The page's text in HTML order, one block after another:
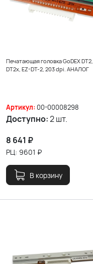
Печатающая головка GoDEX DT2,
DT2x, EZ-DT-2, 203 dpi. АНАЛОГ
Артикул: 00-00008298
Доступно:2 шт.
8 641 ₽
РЦ: 9601 ₽
В корзину